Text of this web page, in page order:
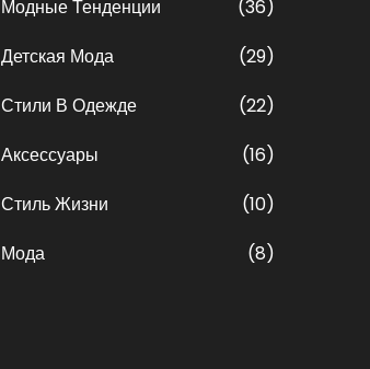
Модные Тенденции
(36)
Детская Мода
(29)
Стили В Одежде
(22)
Аксессуары
(16)
Стиль Жизни
(10)
Мода
(8)